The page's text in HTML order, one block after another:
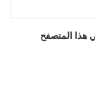
هذا المتصفح